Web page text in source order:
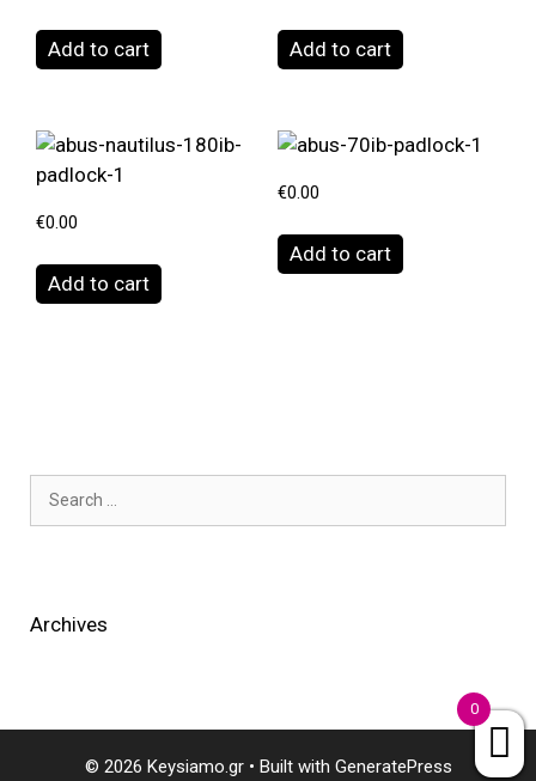
Add to cart Add to cart
€0.00
Add to cart
€0.00
Add to cart
for:
Archives
© 2026 Keysiamo.gr• Built with GeneratePress
0